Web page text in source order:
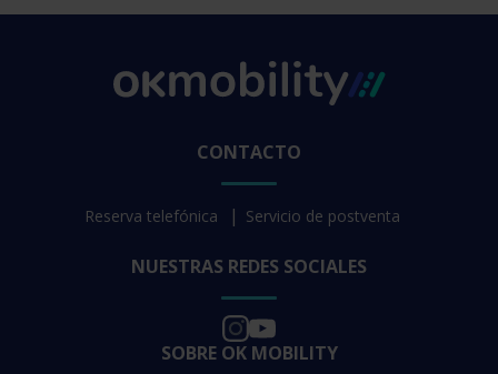
CONTACTO
Reserva telefónica Servicio de postventa
NUESTRAS REDES SOCIALES
SOBRE OK MOBILITY